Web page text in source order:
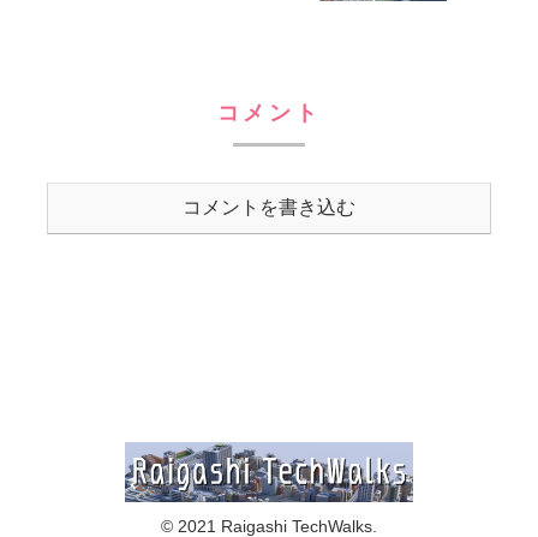
コメント
コメントを書き込む
© 2021 Raigashi TechWalks.